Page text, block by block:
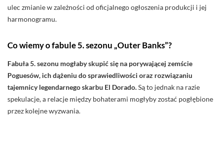
ulec zmianie w zależności od oficjalnego ogłoszenia produkcji i jej
harmonogramu.
Co wiemy o fabule 5. sezonu „Outer Banks”?
Fabuła 5. sezonu mogłaby skupić się na porywającej zemście
Poguesów, ich dążeniu do sprawiedliwości oraz rozwiązaniu
tajemnicy legendarnego skarbu El Dorado.Są to jednak na razie
spekulacje, a relacje między bohaterami mogłyby zostać pogłębione
przez kolejne wyzwania.